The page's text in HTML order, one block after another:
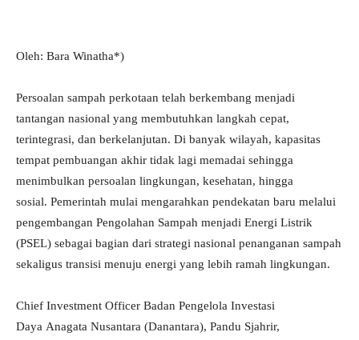
Oleh: Bara Winatha*)
Persoalan sampah perkotaan telah berkembang menjadi
tantangan nasional yang membutuhkan langkah cepat,
terintegrasi, dan berkelanjutan. Di banyak wilayah, kapasitas
tempat pembuangan akhir tidak lagi memadai sehingga
menimbulkan persoalan lingkungan, kesehatan, hingga
sosial. Pemerintah mulai mengarahkan pendekatan baru melalui
pengembangan Pengolahan Sampah menjadi Energi Listrik
(PSEL) sebagai bagian dari strategi nasional penanganan sampah
sekaligus transisi menuju energi yang lebih ramah lingkungan.
Chief Investment Officer Badan Pengelola Investasi
Daya Anagata Nusantara (Danantara), Pandu Sjahrir,